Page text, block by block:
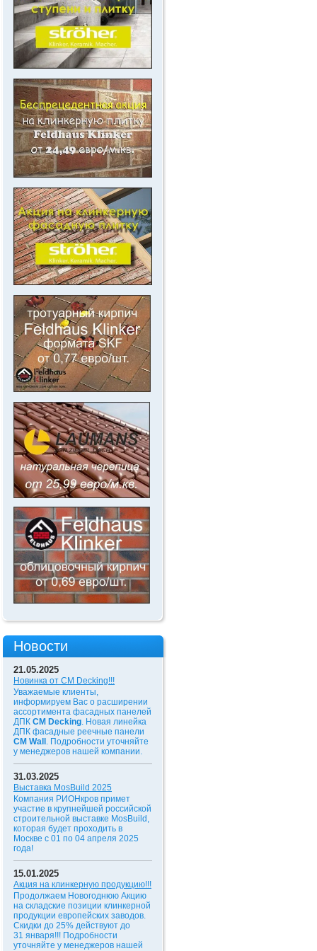
.
.
.
Новости
21.05.2025
Новинка от CM Decking!!!
Уважаемые клиенты,
информируем Вас о расширении
ассортимента фасадных панелей
ДПК CM Decking. Новая линейка
ДПК фасадные реечные панели
CM Wall . Подробности уточняйте
у менеджеров нашей компании.
31.03.2025
Выставка MosBuild 2025
Компания РИОНкров примет
участие в крупнейшей российской
строительной выставке MosBuild,
которая будет проходить в
Москве с 01 по 04 апреля 2025
года!
15.01.2025
Акция на клинкерную продукцию!!!
Продолжаем Новогоднюю Акцию
на складские позиции клинкерной
продукции европейских заводов.
Скидки до 25% действуют до
31 января!!! Подробности
уточняйте у менеджеров нашей